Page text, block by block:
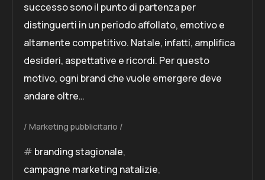
successo sono il punto di partenza per
distinguerti in un periodo affollato, emotivo e
altamente competitivo. Natale, infatti, amplifica
desideri, aspettative e ricordi. Per questo
motivo, ogni brand che vuole emergere deve
andare oltre…
Marketing pubblicitario
branding stagionale,
campagne marketing natalizie,